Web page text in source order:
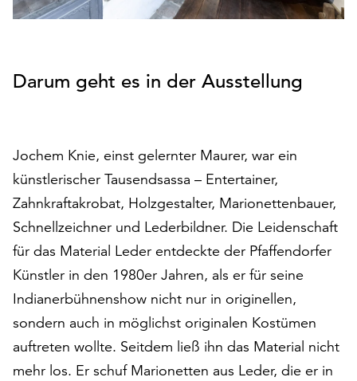
die
lediglich
Statistikzwecken
Klicken
Sie
auf
„Alle
akzeptieren“,
um
alle
Cookies
zu
akzeptieren.
Sie
können
Ihr
Darum geht es in der Ausstellung
Jochem Knie, einst gelernter Maurer, war ein
künstlerischer Tausendsassa – Entertainer,
Zahnkraftakrobat, Holzgestalter, Marionettenbauer,
Schnellzeichner und Lederbildner. Die Leidenschaft
für das Material Leder entdeckte der Pfaffendorfer
Künstler in den 1980er Jahren, als er für seine
Indianerbühnenshow nicht nur in originellen,
sondern auch in möglichst originalen Kostümen
auftreten wollte. Seitdem ließ ihn das Material nicht
mehr los. Er schuf Marionetten aus Leder, die er in